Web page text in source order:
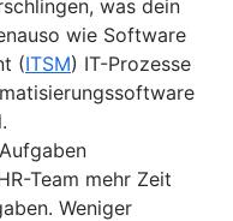
was dein
wie Software
(ITSM) IT-Prozesse
Team mehr Zeit
Weniger